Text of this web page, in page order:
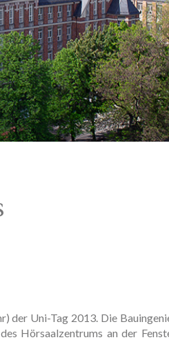
der Uni-Tag 2013. Die
Hörsaalzentrums an der